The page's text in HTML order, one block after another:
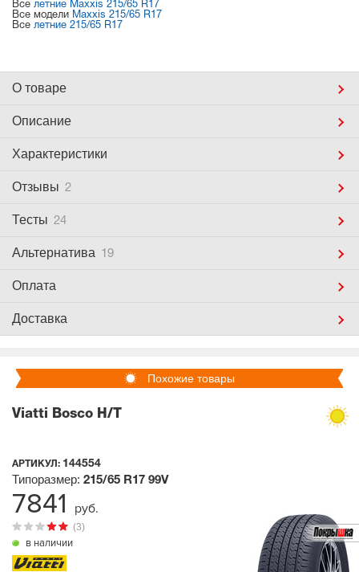
Все летние Maxxis 215/65 R17
Все модели Maxxis 215/65 R17
Все летние 215/65 R17
О товаре
Описание
Характеристики
Отзывы 2
Тесты 24
Альтернатива 19
Оплата
Доставка
Похожие товары
Viatti Bosco H/T
АРТИКУЛ: 144554
в наличии
(3)
Типоразмер: 215/65 R17 99V
7841 руб.